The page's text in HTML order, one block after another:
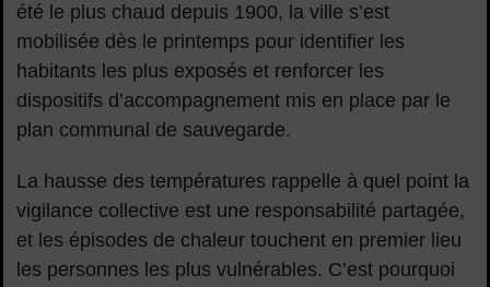
été le plus chaud depuis 1900, la ville s’est
mobilisée dès le printemps pour identifier les
habitants les plus exposés et renforcer les
dispositifs d’accompagnement mis en place par le
plan communal de sauvegarde.
La hausse des températures rappelle à quel point la
vigilance collective est une responsabilité partagée,
et les épisodes de chaleur touchent en premier lieu
les personnes les plus vulnérables. C’est pourquoi